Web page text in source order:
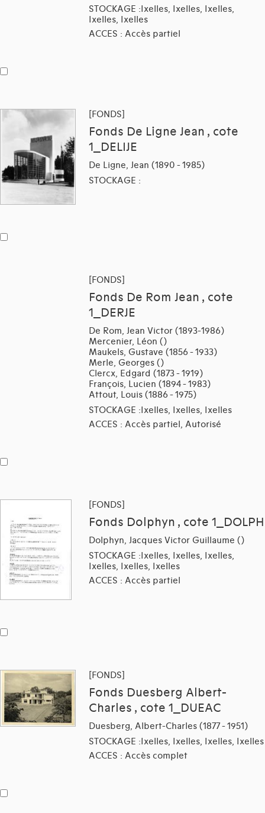
STOCKAGE :Ixelles, Ixelles, Ixelles,
Ixelles, Ixelles
ACCES : Accès partiel
[FONDS]
Fonds De Ligne Jean , cote
1_DELIJE
De Ligne, Jean (1890 - 1985)
STOCKAGE :
[FONDS]
Fonds De Rom Jean , cote
1_DERJE
De Rom, Jean Victor (1893-1986)
Mercenier, Léon ()
Maukels, Gustave (1856 - 1933)
Merle, Georges ()
Clercx, Edgard (1873 - 1919)
François, Lucien (1894 - 1983)
Attout, Louis (1886 - 1975)
STOCKAGE :Ixelles, Ixelles, Ixelles
ACCES : Accès partiel, Autorisé
[FONDS]
Fonds Dolphyn , cote 1_DOLPH
Dolphyn, Jacques Victor Guillaume ()
STOCKAGE :Ixelles, Ixelles, Ixelles,
Ixelles, Ixelles, Ixelles
ACCES : Accès partiel
[FONDS]
Fonds Duesberg Albert-
Charles , cote 1_DUEAC
Duesberg, Albert-Charles (1877 - 1951)
STOCKAGE :Ixelles, Ixelles, Ixelles, Ixelles
ACCES : Accès complet